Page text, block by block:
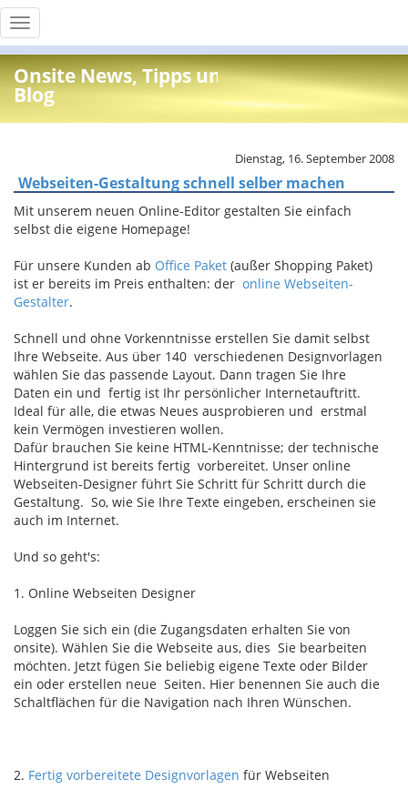
Toggle
navigation
Onsite News, Tipps und Info
Blog
Dienstag, 16. September 2008
Webseiten-Gestaltung schnell selber machen
Mit unserem neuen Online-Editor gestalten Sie einfach
selbst die eigene Homepage!
Für unsere Kunden ab Office Paket (außer Shopping Paket)
ist er bereits im Preis enthalten: der online Webseiten-
Gestalter.
Schnell und ohne Vorkenntnisse erstellen Sie damit selbst
Ihre Webseite. Aus über 140 verschiedenen Designvorlagen
wählen Sie das passende Layout. Dann tragen Sie Ihre
Daten ein und fertig ist Ihr persönlicher Internetauftritt.
Ideal für alle, die etwas Neues ausprobieren und erstmal
kein Vermögen investieren wollen.
Dafür brauchen Sie keine HTML-Kenntnisse; der technische
Hintergrund ist bereits fertig vorbereitet. Unser online
Webseiten-Designer führt Sie Schritt für Schritt durch die
Gestaltung. So, wie Sie Ihre Texte eingeben, erscheinen sie
auch im Internet.
Und so geht's:
1. Online Webseiten Designer
Loggen Sie sich ein (die Zugangsdaten erhalten Sie von
onsite). Wählen Sie die Webseite aus, dies Sie bearbeiten
möchten. Jetzt fügen Sie beliebig eigene Texte oder Bilder
ein oder erstellen neue Seiten. Hier benennen Sie auch die
Schaltflächen für die Navigation nach Ihren Wünschen.
2. Fertig vorbereitete Designvorlagen für Webseiten